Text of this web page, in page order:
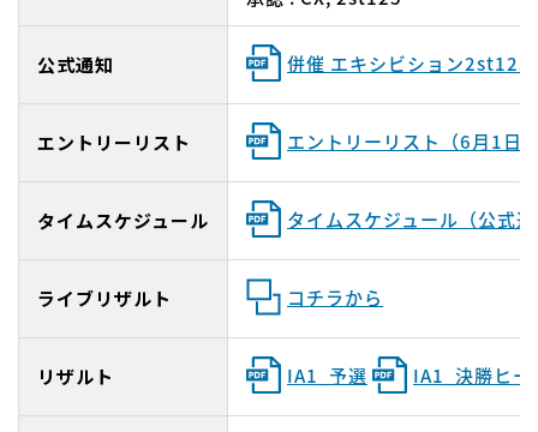
公式通知 併催 エキシビション
エントリーリスト エントリーリスト（6月1日
タイムスケジュール タイムスケジュール（公式
ライブリザルト コチラから
リザルト IA1_予選 IA1_決勝ヒー